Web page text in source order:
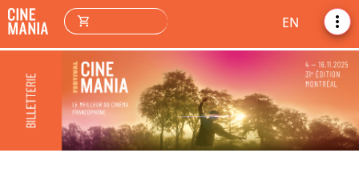
more_vert
EN
shopping_cart